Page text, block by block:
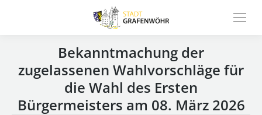
Bekanntmachung der
zugelassenen Wahlvorschläge für
die Wahl des Ersten
Bürgermeisters am 08. März 2026